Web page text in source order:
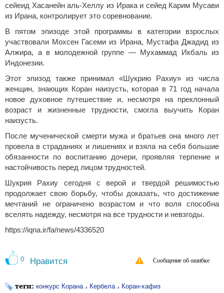
сейеид Хасанейн аль-Хеллу из Ирака и сейед Карим Мусави
из Ирана, контролирует это соревнование.
В пятом эпизоде этой программы в категории взрослых
участвовали Мохсен Гасеми из Ирана, Мустафа Джадид из
Алжира, а в молодежной группе — Мухаммад Икбаль из
Индонезии.
Этот эпизод также принимал «Шукрию Рахиу» из числа
женщин, знающих Коран наизусть, которая в 71 год начала
новое духовное путешествие и, несмотря на преклонный
возраст и жизненные трудности, смогла выучить Коран
наизусть.
После мученической смерти мужа и братьев она много лет
провела в страданиях и лишениях и взяла на себя большие
обязанности по воспитанию дочери, проявляя терпение и
настойчивость перед лицом трудностей.
Шукрия Рахиу сегодня с верой и твердой решимостью
продолжает свою борьбу, чтобы доказать, что достижение
мечтаний не ограничено возрастом и что воля способна
вселять надежду, несмотря на все трудности и невзгоды.
https://iqna.ir/fa/news/4336520
0 Нравится Сообщение об ошибке
теги: конкурс Корана ، Кербела ، Коран-хафиз